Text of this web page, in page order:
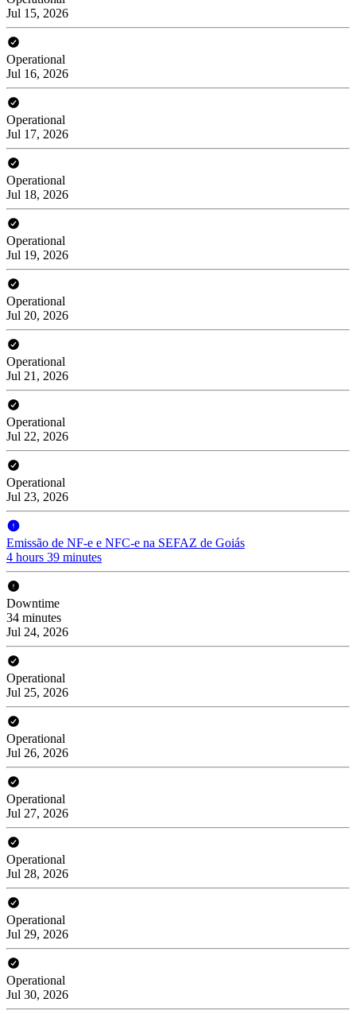
Jul 15, 2026
Operational
Jul 16, 2026
Operational
Jul 17, 2026
Operational
Jul 18, 2026
Operational
Jul 19, 2026
Operational
Jul 20, 2026
Operational
Jul 21, 2026
Operational
Jul 22, 2026
Operational
Jul 23, 2026
Emissão de NF-e e NFC-e na SEFAZ de Goiás
4 hours 39 minutes
Downtime
34 minutes
Jul 24, 2026
Operational
Jul 25, 2026
Operational
Jul 26, 2026
Operational
Jul 27, 2026
Operational
Jul 28, 2026
Operational
Jul 29, 2026
Operational
Jul 30, 2026